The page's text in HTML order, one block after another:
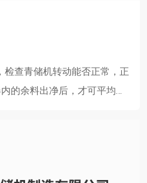
检查青储机转动能否正常，正
的余料出净后，才可平均上